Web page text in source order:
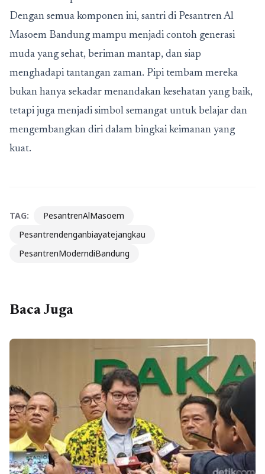
Dengan semua komponen ini, santri di Pesantren Al
Masoem Bandung mampu menjadi contoh generasi
muda yang sehat, beriman mantap, dan siap
menghadapi tantangan zaman. Pipi tembam mereka
bukan hanya sekadar menandakan kesehatan yang baik,
tetapi juga menjadi simbol semangat untuk belajar dan
mengembangkan diri dalam bingkai keimanan yang
kuat.
TAG:
PesantrenAlMasoem
Pesantrendenganbiayatejangkau
PesantrenModerndiBandung
Baca Juga